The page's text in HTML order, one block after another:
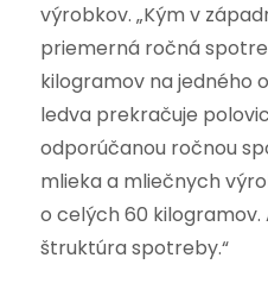
výrobkov. „Kým v
priemerná ročná
kilogramov na jedného
ledva prekračuje
odporúčanou ročnou
mlieka a mliečnych
o celých 60 kilogramov.
štruktúra spotreby.“